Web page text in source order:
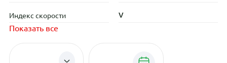
Индекс скорости V
Показать все